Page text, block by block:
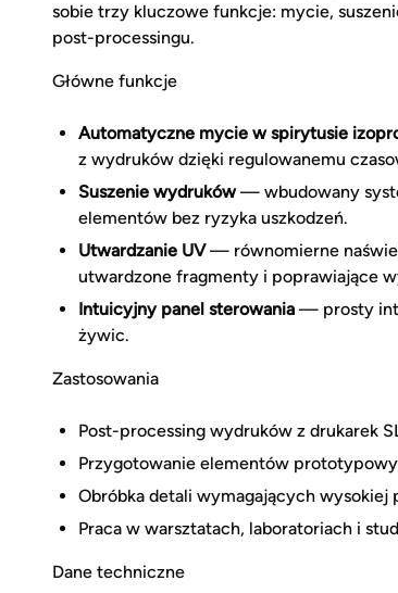
sobie trzy kluczowe funkcje: mycie,
post-processingu.
Główne funkcje
Automatyczne mycie w spirytusie
z wydruków dzięki regulowanemu
Suszenie wydruków— wbudowany
elementów bez ryzyka uszkodzeń.
Utwardzanie UV— równomierne
utwardzone fragmenty i poprawiające
Intuicyjny panel sterowania — prosty
żywic.
Zastosowania
Post-processing wydruków z drukarek
Przygotowanie elementów
Obróbka detali wymagających wysokiej
Praca w warsztatach, laboratoriach i
Dane techniczne